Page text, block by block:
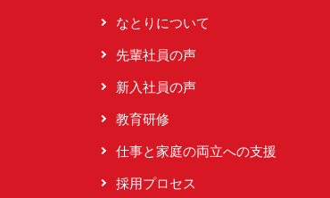
なとりについて
先輩社員の声
新入社員の声
教育研修
仕事と家庭の両立への支援
採用プロセス